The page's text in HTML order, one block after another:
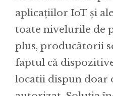
aplicațiilor IoT și
toate nivelurile de
plus, producătorii
faptul că
locatii dispun doar